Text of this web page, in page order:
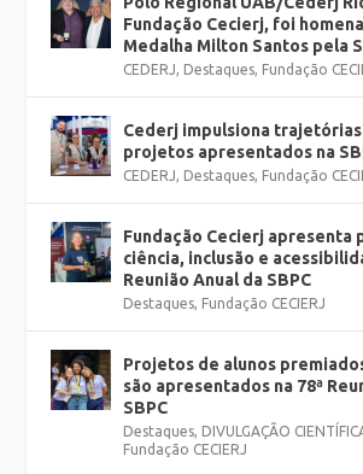
Fundação Cecierj, foi
Medalha Milton Santos pela
CEDERJ, Destaques, Fundação
Cederj impulsiona
projetos apresentados na
CEDERJ, Destaques, Fundação
Fundação Cecierj apresenta
ciência, inclusão e
Reunião Anual da SBPC
Destaques, Fundação CECIERJ
Projetos de alunos
são apresentados na 78ª
SBPC
Destaques, DIVULGAÇÃO
Fundação CECIERJ